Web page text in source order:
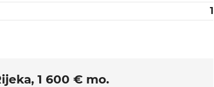
1
1 600 € mo.